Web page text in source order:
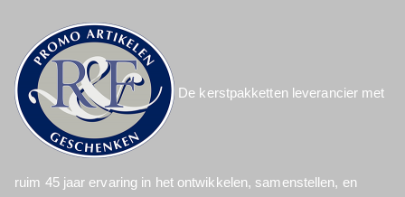
De kerstpakketten leverancier met
ruim 45 jaar ervaring in het ontwikkelen, samenstellen, en